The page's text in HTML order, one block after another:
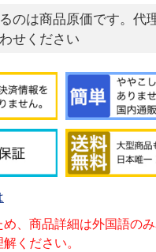
のは商品原価です。代
せください
、商品詳細は外国語の
ください。